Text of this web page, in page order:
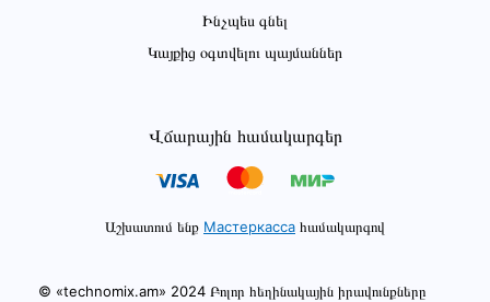
Ինչպես գնել
Կայքից օգտվելու պայմաններ
Վճարային համակարգեր
Աշխատում ենք Мастеркасса համակարգով
© «technomix.am» 2024 Բոլոր հեղինակային իրավունքները